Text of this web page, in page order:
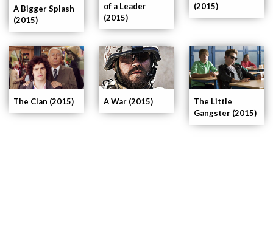
The Little
Gangster (2015)
A War (2015)
The Clan (2015)
(2015)
of a Leader
(2015)
A Bigger Splash
(2015)